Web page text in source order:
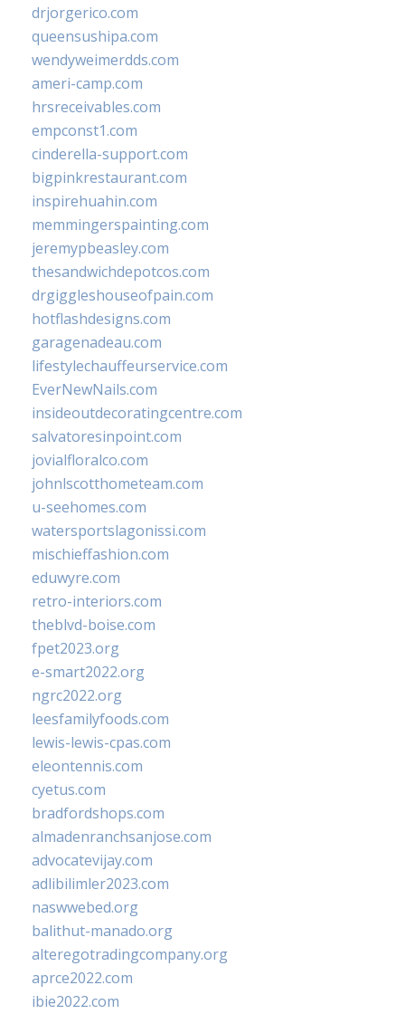
drjorgerico.com
queensushipa.com
wendyweimerdds.com
ameri-camp.com
hrsreceivables.com
empconst1.com
cinderella-support.com
bigpinkrestaurant.com
inspirehuahin.com
memmingerspainting.com
jeremypbeasley.com
thesandwichdepotcos.com
drgiggleshouseofpain.com
hotflashdesigns.com
garagenadeau.com
lifestylechauffeurservice.com
EverNewNails.com
insideoutdecoratingcentre.com
salvatoresinpoint.com
jovialfloralco.com
johnlscotthometeam.com
u-seehomes.com
watersportslagonissi.com
mischieffashion.com
eduwyre.com
retro-interiors.com
theblvd-boise.com
fpet2023.org
e-smart2022.org
ngrc2022.org
leesfamilyfoods.com
lewis-lewis-cpas.com
eleontennis.com
cyetus.com
bradfordshops.com
almadenranchsanjose.com
advocatevijay.com
adlibilimler2023.com
naswwebed.org
balithut-manado.org
alteregotradingcompany.org
aprce2022.com
ibie2022.com